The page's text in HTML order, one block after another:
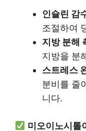
인슐린 감
조절하여
지방 분해
지방을 분
스트레스
분비를 줄
니다.
미오이노시톨